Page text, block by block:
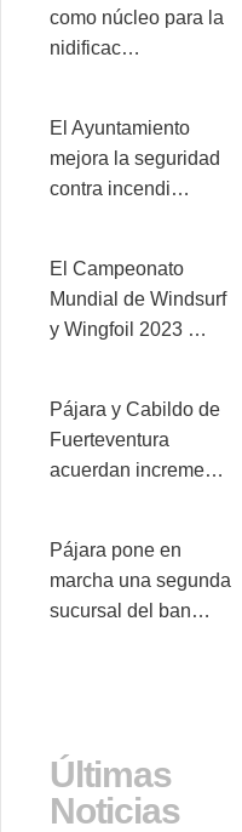
como núcleo para la
nidificac…
El Ayuntamiento
mejora la seguridad
contra incendi…
El Campeonato
Mundial de Windsurf
y Wingfoil 2023 …
Pájara y Cabildo de
Fuerteventura
acuerdan increme…
Pájara pone en
marcha una segunda
sucursal del ban…
Últimas
Noticias